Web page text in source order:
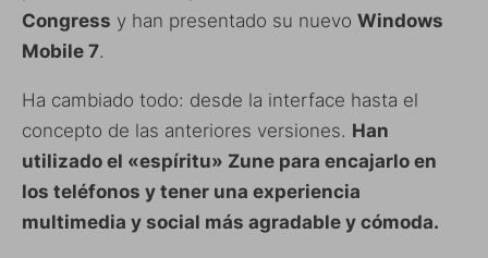
Congress y han presentado su nuevo Windows
Mobile 7.
Ha cambiado todo: desde la interface hasta el
concepto de las anteriores versiones. Han
utilizado el «espíritu» Zune para encajarlo en
los teléfonos y tener una experiencia
multimedia y social más agradable y cómoda.